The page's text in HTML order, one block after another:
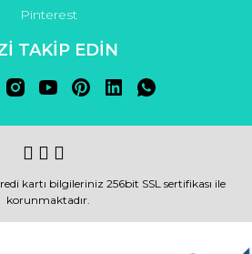
Pinterest
TAKİP EDİN
kartı bilgileriniz 256bit SSL sertifikası ile
korunmaktadır.